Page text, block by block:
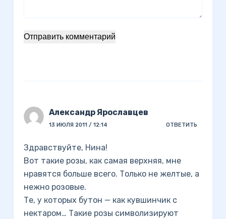
Отправить комментарий
Александр Ярославцев
13 ИЮЛЯ 2011 / 12:14 ОТВЕТИТЬ
Здравствуйте, Нина!
Вот такие розы, как самая верхняя, мне
нравятся больше всего. Только не желтые, а
нежно розовые.
Те, у которых бутон — как кувшинчик с
нектаром… Такие розы символизируют